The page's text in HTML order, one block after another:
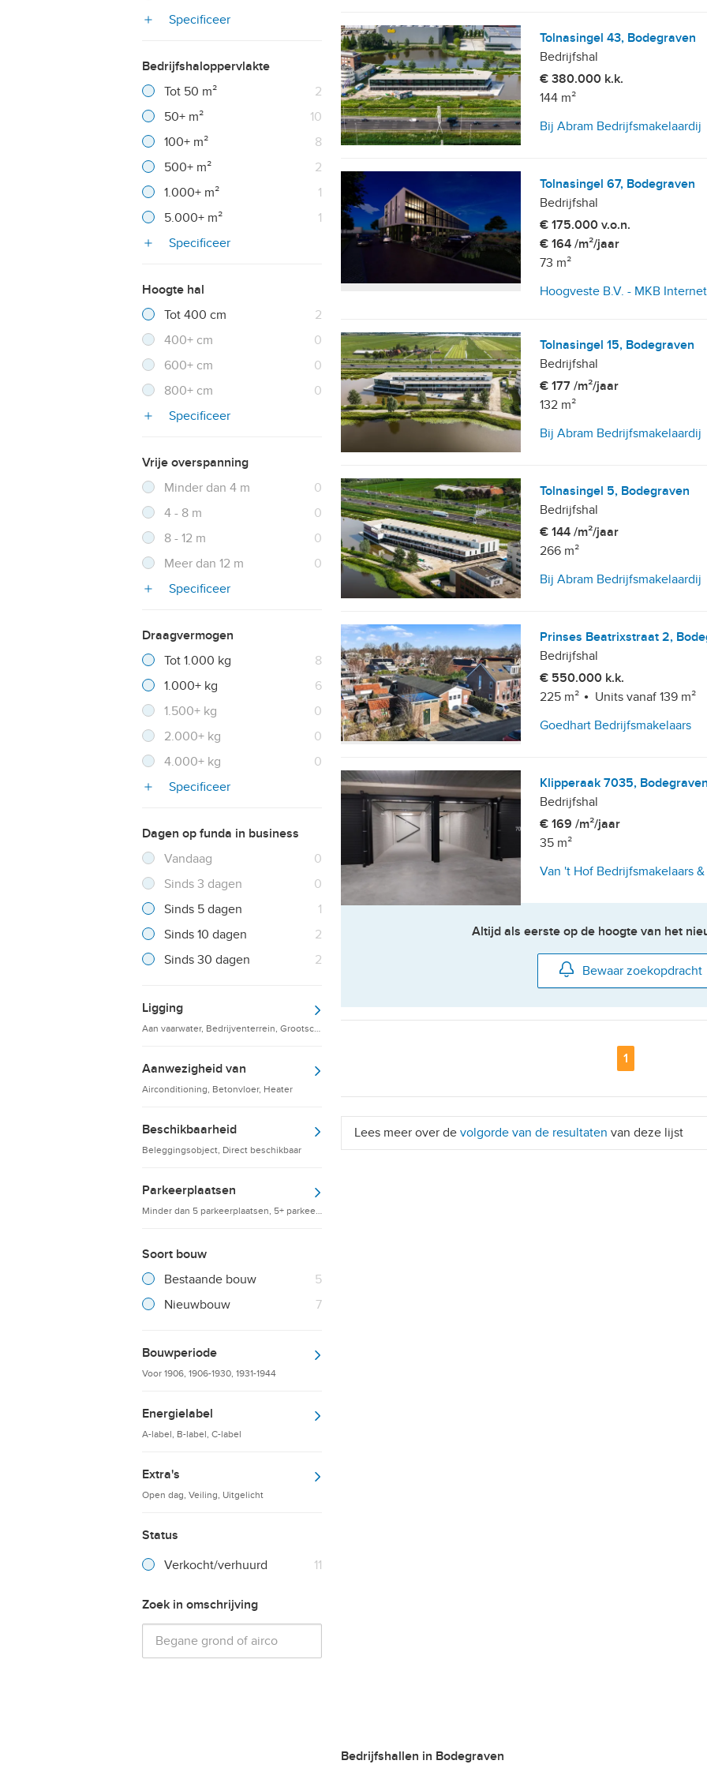
Specificeer
Bedrijfshaloppervlakte
Filter verwijderen
Tot 50 m² 2
Resultaten
50+ m²
10
Resultaten
100+ m²
8
Resultaten
500+ m²
2
Resultaten
1.000+ m²
1
Resultaten
5.000+ m²
1
Resultaten
Specificeer
Hoogte hal
Filter verwijderen
Tot 400 cm 2
400+ cm
0
600+ cm
0
800+ cm
0
Specificeer
Vrije overspanning
Filter verwijderen
Minder dan 4 m 0
4 - 8 m
0
8 - 12 m
0
Meer dan 12 m
0
Specificeer
Draagvermogen
Filter verwijderen
Tot 1.000 kg 8
1.000+ kg
6
1.500+ kg
0
2.000+ kg
0
4.000+ kg
0
Specificeer
Dagen op funda in business
Filter verwijderen
Vandaag 0
Sinds 3 dagen
0
Sinds 5 dagen
1
Sinds 10 dagen
2
Sinds 30 dagen
2
Ligging
Aan vaarwater, Bedrijventerrein, Grootschalige detailhandelsvestigingen
Aanwezigheid van
Airconditioning, Betonvloer, Heater
Beschikbaarheid
Beleggingsobject, Direct beschikbaar
Parkeerplaatsen
Minder dan 5 parkeerplaatsen, 5+ parkeerplaatsen, 10+ parkeerplaatsen
Soort bouw
Filter verwijderen
Bestaande bouw 5
Resultaten
Nieuwbouw
7
Resultaten
Bouwperiode
Voor 1906, 1906-1930, 1931-1944
Energielabel
A-label, B-label, C-label
Extra's
Open dag, Veiling, Uitgelicht
Status
Verkocht/verhuurd
11
Zoek in omschrijving
Tolnasingel 43, Bodegraven
Bedrijfshal
€ 380.000 k.k.
144 m²
Bij Abram Bedrijfsmakelaardij
Tolnasingel 67, Bodegraven
Bedrijfshal
€ 175.000 v.o.n.
€ 164 /m²/jaar
73 m²
Hoogveste B.V. - MKB
Tolnasingel 15, Bodegraven
Bedrijfshal
€ 177 /m²/jaar
132 m²
Bij Abram Bedrijfsmakelaardij
Tolnasingel 5, Bodegraven
Bedrijfshal
€ 144 /m²/jaar
266 m²
Bij Abram Bedrijfsmakelaardij
Prinses Beatrixstraat 2,
Bedrijfshal
€ 550.000 k.k.
225 m²
Units vanaf 139 m²
Goedhart Bedrijfsmakelaars
Klipperaak 7035, Bodegraven
Bedrijfshal
€ 169 /m²/jaar
35 m²
Van 't Hof Bedrijfsmakelaars &
Altijd als eerste op de hoogte van het
Bewaar zoekopdracht
Pagina
1
Lees meer over de volgorde van de resultaten van deze lijst
Bedrijfshallen in Bodegraven